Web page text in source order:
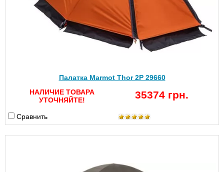
Палатка Marmot Thor 2P 29660
НАЛИЧИЕ ТОВАРА
УТОЧНЯЙТЕ!
35374 грн.
Сравнить